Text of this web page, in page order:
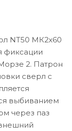
NT50 МК2x60
фиксации
2. Патрон
сверл с
выбиванием
через паз